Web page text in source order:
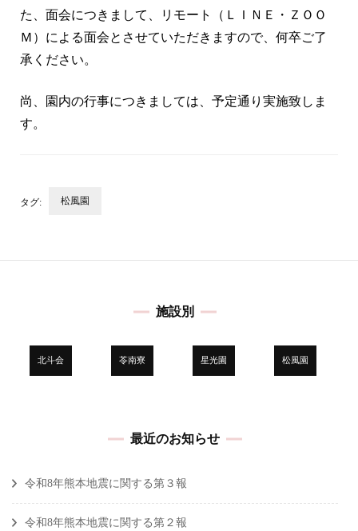
た、面会につきまして、リモート（ＬＩＮＥ・ＺＯＯ
Ｍ）による面会とさせていただきますので、何卒ご了
承ください。
尚、園内の行事につきましては、予定通り実施致しま
す。
タグ: 松風園
ー
シ
施設別
北斗会 苓南寮 星光園 松風園
最近のお知らせ
令和8年熊本地震に関する第３報
令和8年熊本地震に関する第２報